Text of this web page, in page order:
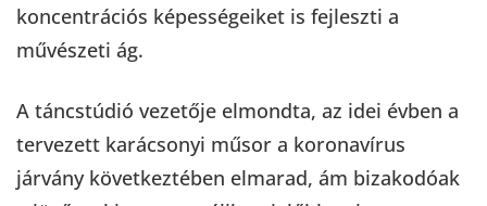
koncentrációs képességeiket is fejleszti a
művészeti ág.
A táncstúdió vezetője elmondta, az idei évben a
tervezett karácsonyi műsor a koronavírus
járvány következtében elmarad, ám bizakodóak